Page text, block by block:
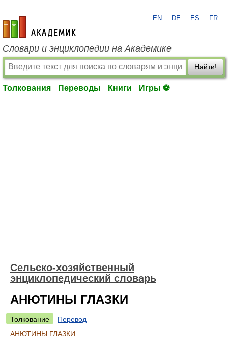
academic.ru
EN DE ES FR
Словари и энциклопедии на Академике
Найти!
Толкования Переводы Книги Игры ⚽
Сельско-хозяйственный
энциклопедический словарь
АНЮТИНЫ ГЛАЗКИ
Толкование
Перевод
АНЮТИНЫ ГЛАЗКИ